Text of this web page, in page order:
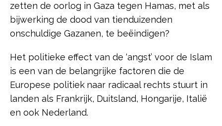
zetten de oorlog in Gaza tegen Hamas, met als
bijwerking de dood van tienduizenden
onschuldige Gazanen, te beëindigen?
Het politieke effect van de ‘angst’ voor de Islam
is een van de belangrijke factoren die de
Europese politiek naar radicaal rechts stuurt in
landen als Frankrijk, Duitsland, Hongarije, Italië
en ook Nederland.